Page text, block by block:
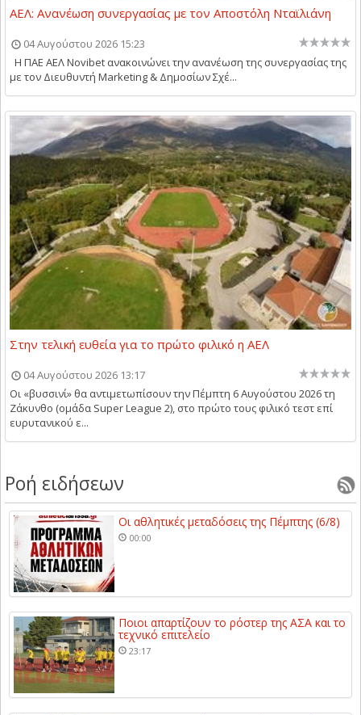
ΑΕΛ: Ανανέωση συνεργασίας με τον Αποστόλη Νταϊλιάνη
04 Αυγούστου 2026 15:23
Η ΠΑΕ ΑΕΛ Novibet ανακοινώνει την ανανέωση της συνεργασίας της
με τον Διευθυντή Marketing & Δημοσίων Σχέ...
Στην τελική ευθεία για το πρώτο φιλικό η ΑΕΛ
04 Αυγούστου 2026 13:17
Οι «βυσσινί» θα αντιμετωπίσουν την Πέμπτη 6 Αυγούστου 2026 τη
Ζάκυνθο (ομάδα Super League 2), στο πρώτο τους φιλικό τεστ επί
ευρυτανικού ε...
Ροή ειδήσεων
Οι αθλητικές μεταδόσεις της Πέμπτης (6/8)
00:00
Ποιοι απαρτίζουν το ρόστερ της ΑΣΑ και το
τεχνικό επιτελείο
23:17